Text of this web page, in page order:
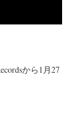
から1月27